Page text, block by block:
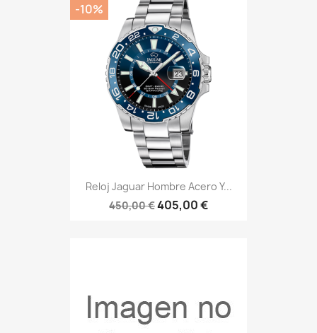
Reloj Jaguar Hombre Acero Y...
450,00 €405,00 €
-10%